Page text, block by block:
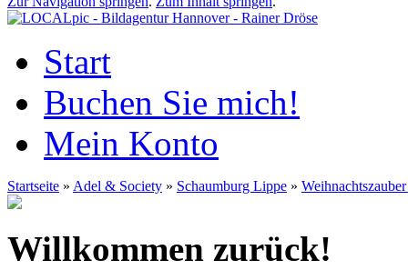
Start
Buchen Sie mich!
Mein Konto
Startseite » Adel & Society » Schaumburg Lippe »
Willkommen zurück!